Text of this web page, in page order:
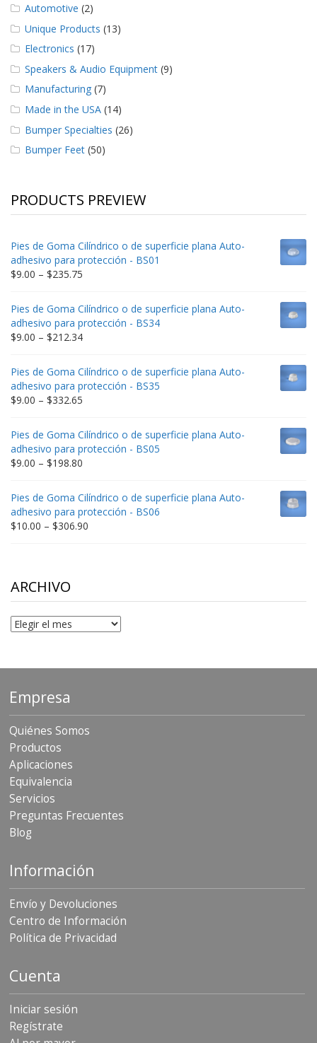
Automotive (2)
Unique Products (13)
Electronics (17)
Speakers & Audio Equipment (9)
Manufacturing (7)
Made in the USA (14)
Bumper Specialties (26)
Bumper Feet (50)
PRODUCTS PREVIEW
Pies de Goma Cilíndrico o de superficie plana Auto-
adhesivo para protección - BS01
$9.00 – $235.75
$9.00
through
$235.75
Pies de Goma Cilíndrico o de superficie plana Auto-
adhesivo para protección - BS34
$9.00 – $212.34Price
$9.00
through
$212.34
Pies de Goma Cilíndrico o de superficie plana Auto-
adhesivo para protección - BS35
$9.00 – $332.65
$9.00
through
$332.65
Pies de Goma Cilíndrico o de superficie plana Auto-
adhesivo para protección - BS05
$9.00 – $198.80
$9.00
through
$198.80
Pies de Goma Cilíndrico o de superficie plana Auto-
adhesivo para protección - BS06
$10.00 – $306.90
ARCHIVO
Archivo
Empresa
Quiénes Somos
Productos
Aplicaciones
Equivalencia
Servicios
Preguntas Frecuentes
Blog
Información
Envío y Devoluciones
Centro de Información
Política de Privacidad
Cuenta
Iniciar sesión
Regístrate